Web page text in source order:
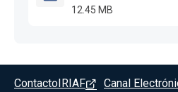
12.45 MB
Pie de pagina -
Contacto IRIAF
Canal